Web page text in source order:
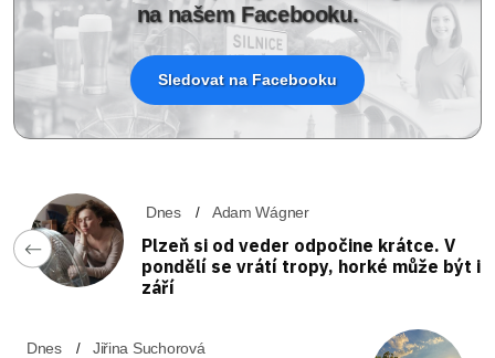
na našem Facebooku.
Sledovat na Facebooku
Dnes Adam Wágner
Plzeň si od veder odpočine krátce. V
pondělí se vrátí tropy, horké může být i
září
Dnes Jiřina Suchorová